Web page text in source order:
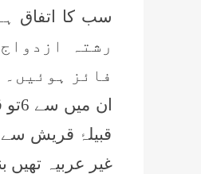
رشتہ
فائز ہوئیں۔
قبیلۂ قریش سے
غیر عربیہ تھیں